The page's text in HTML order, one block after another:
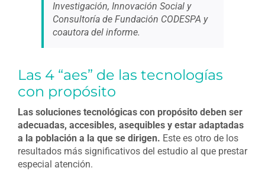
Investigación, Innovación Social y
Consultoría de Fundación CODESPA y
coautora del informe.
Las 4 “aes” de las tecnologías
con propósito
Las soluciones tecnológicas con propósito deben ser
adecuadas, accesibles, asequibles y estar adaptadas
a la población a la que se dirigen. Este es otro de los
resultados más significativos del estudio al que prestar
especial atención.